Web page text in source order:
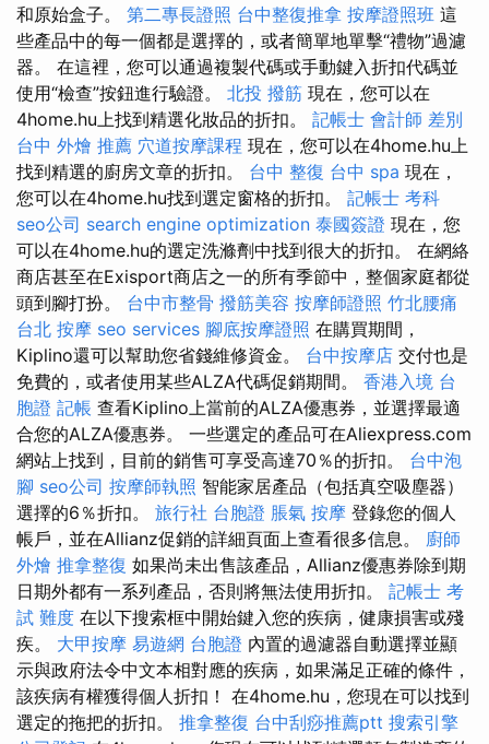
和原始盒子。 第二專長證照 台中整復推拿 按摩證照班 這
些產品中的每一個都是選擇的，或者簡單地單擊“禮物”過濾
器。 在這裡，您可以通過複製代碼或手動鍵入折扣代碼並
使用“檢查”按鈕進行驗證。 北投 撥筋 現在，您可以在
4home.hu上找到精選化妝品的折扣。 記帳士 會計師 差別
台中 外燴 推薦 穴道按摩課程 現在，您可以在4home.hu上
找到精選的廚房文章的折扣。 台中 整復 台中 spa 現在，
您可以在4home.hu找到選定窗格的折扣。 記帳士 考科
seo公司 search engine optimization 泰國簽證 現在，您
可以在4home.hu的選定洗滌劑中找到很大的折扣。 在網絡
商店甚至在Exisport商店之一的所有季節中，整個家庭都從
頭到腳打扮。 台中市整骨 撥筋美容 按摩師證照 竹北腰痛
台北 按摩 seo services 腳底按摩證照 在購買期間，
Kiplino還可以幫助您省錢維修資金。 台中按摩店 交付也是
免費的，或者使用某些ALZA代碼促銷期間。 香港入境 台
胞證 記帳 查看Kiplino上當前的ALZA優惠券，並選擇最適
合您的ALZA優惠券。 一些選定的產品可在Aliexpress.com
網站上找到，目前的銷售可享受高達70％的折扣。 台中泡
腳 seo公司 按摩師執照 智能家居產品（包括真空吸塵器）
選擇的6％折扣。 旅行社 台胞證 脹氣 按摩 登錄您的個人
帳戶，並在Allianz促銷的詳細頁面上查看很多信息。 廚師
外燴 推拿整復 如果尚未出售該產品，Allianz優惠券除到期
日期外都有一系列產品，否則將無法使用折扣。 記帳士 考
試 難度 在以下搜索框中開始鍵入您的疾病，健康損害或殘
疾。 大甲按摩 易遊網 台胞證 內置的過濾器自動選擇並顯
示與政府法令中文本相對應的疾病，如果滿足正確的條件，
該疾病有權獲得個人折扣！ 在4home.hu，您現在可以找到
選定的拖把的折扣。 推拿整復 台中刮痧推薦ptt 搜索引擎